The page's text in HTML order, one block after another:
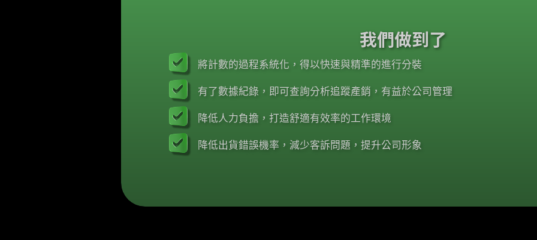
我們做到了
將計數的過程系統化，得以快速與精準的進行分裝
有了數據紀錄，即可查詢分析追蹤產銷，有益於公司管理
降低人力負擔，打造舒適有效率的工作環境
降低出貨錯誤機率，減少客訴問題，提升公司形象